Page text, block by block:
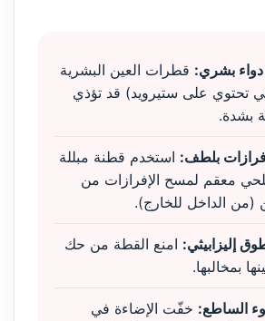
دواء بشري: قطرات العين البشرية
تحتوي على ستيرويد) قد تؤذي
بشدة.
بلطف: استخدم قطنة مبللة
معقم لمسح الإفرازات من
(من الداخل للخارج).
إليزابيثي: امنع القطة من حك
بمخالبها.
الساطع: خفّت الإضاءة في